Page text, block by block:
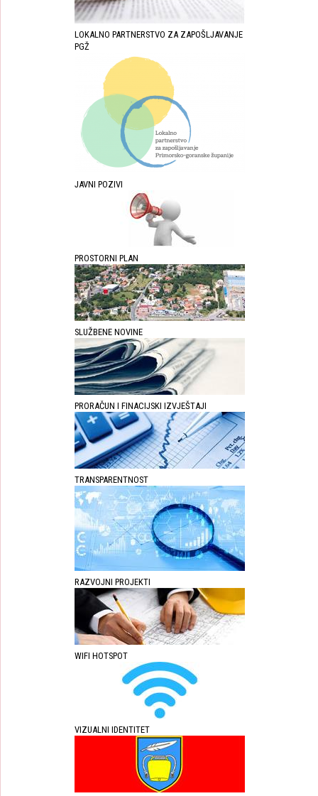
LOKALNO PARTNERSTVO ZA ZAPOŠLJAVANJE
PGŽ
JAVNI POZIVI
PROSTORNI PLAN
SLUŽBENE NOVINE
PRORAČUN I FINACIJSKI IZVJEŠTAJI
TRANSPARENTNOST
RAZVOJNI PROJEKTI
WIFI HOTSPOT
VIZUALNI IDENTITET